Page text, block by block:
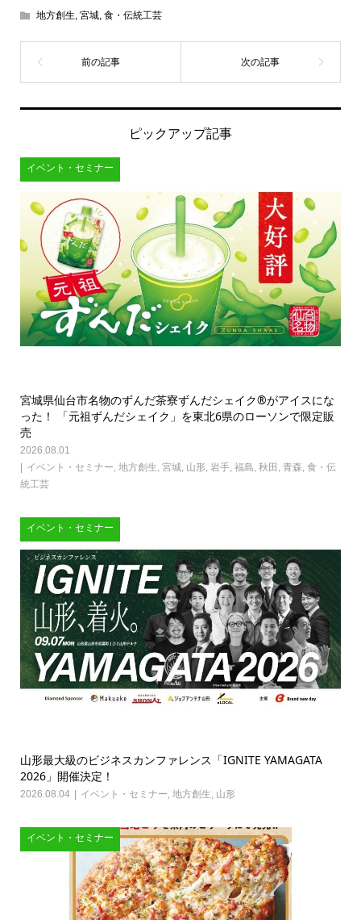
地方創生, 宮城, 食・伝統工芸
ピックアップ記事
イベント・セミナー
宮城県仙台市名物のずんだ茶寮ずんだシェイク®がアイスにな
った！ 「元祖ずんだシェイク」を東北6県のローソンで限定販
売
2026.08.01
イベント・セミナー, 地方創生, 宮城, 山形, 岩手, 福島, 秋田 , 青森, 食・伝
統工芸
イベント・セミナー
山形最大級のビジネスカンファレンス「IGNITE YAMAGATA
2026」開催決定！
2026.08.04 イベント・セミナー 地方創生 山形
イベント・セミナー